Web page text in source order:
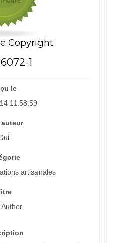
Copyright
1
le
11:58:59
artisanales
Author